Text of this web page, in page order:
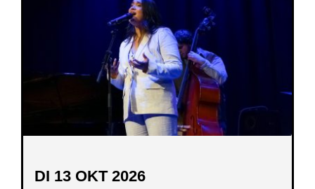
DI 13 OKT 2026